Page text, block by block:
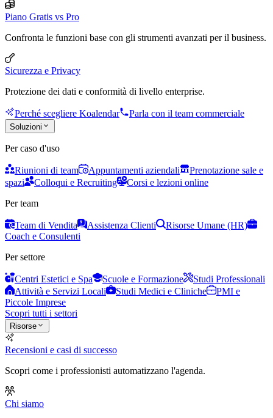
Piano Gratis vs Pro
Confronta le funzioni base con gli strumenti avanzati per il business.
Sicurezza e Privacy
Protezione dei dati e conformità di livello enterprise.
Perché scegliere Koalendar Parla con il team commerciale
Soluzioni
Per caso d'uso
Riunioni di team Appuntamenti aziendali
Prenotazione sale e
spazi
Colloqui e Recruiting
Corsi e lezioni online
Per team
Team di Vendita Assistenza Clienti
Risorse Umane (HR)
Coach e Consulenti
Per settore
Centri Estetici e Spa Scuole e Formazione
Studi Professionali
Attività e Servizi Locali
Studi Medici e Cliniche
PMI e
Piccole Imprese
Scopri tutti i settori
Risorse
Recensioni e casi di successo
Scopri come i professionisti automatizzano l'agenda.
Chi siamo